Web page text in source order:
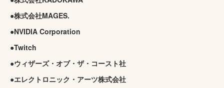
●株式会社MAGES.
●NVIDIA Corporation
●Twitch
●ウィザーズ・オブ・ザ・コースト社
●エレクトロニック・アーツ株式会社